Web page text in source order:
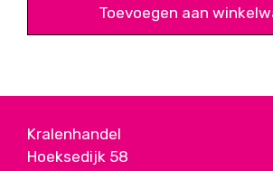
Toevoegen aan
Kralenhandel
Hoeksedijk 58